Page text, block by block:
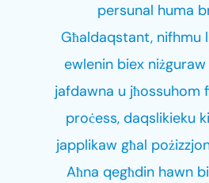
persunal huma
Għaldaqstant, nifhmu
ewlenin biex
jafdawna u
proċess, daqslikieku
japplikaw għal
Aħna qegħdin hawn